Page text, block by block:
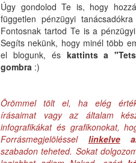
Úgy gondolod Te is, hogy
független pénzügyi
Fontosnak tartod Te is a
Segíts nekünk, hogy minél több
el blogunk, és kattints a
gombra :)
Örömmel tölt el, ha elég
írásaimat vagy az általam
infografikákat és grafikonokat,
Forrásmegjelöléssel linkelveaz
szabadon teheted. Sokat